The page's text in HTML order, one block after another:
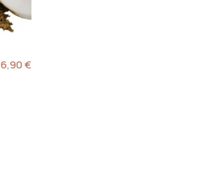
6,90€